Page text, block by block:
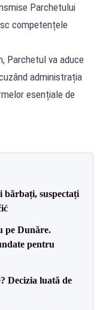
Parchetului
competențele
Parchetul va aduce
administrația
esențiale de
bărbați, suspectați
pe Dunăre.
pentru
Decizia luată de